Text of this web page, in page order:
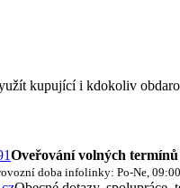
kupující i kdokoliv
Oveřování volných termínů
doba infolinky: Po-Ne,